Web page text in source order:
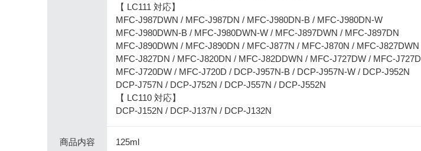
【 LC111 対応】
MFC-J987DWN / MFC-J987DN / MFC-J980DN-B / MFC-J980DN-W
MFC-J980DWN-B / MFC-J980DWN-W / MFC-J897DWN / MFC-J897DN
MFC-J890DWN / MFC-J890DN / MFC-J877N / MFC-J870N / MFC-J827DWN
MFC-J827DN / MFC-J820DN / MFC-J82DDWN / MFC-J727DW / MFC-J727D
MFC-J720DW / MFC-J720D / DCP-J957N-B / DCP-J957N-W / DCP-J952N
DCP-J757N / DCP-J752N / DCP-J557N / DCP-J552N
【 LC110 対応】
DCP-J152N / DCP-J137N / DCP-J132N
商品内容 125ml